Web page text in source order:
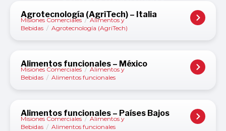
Agrotecnología (AgriTech) – Italia
Misiones Comerciales / Alimentos y
Bebidas / Agrotecnología (AgriTech)
Alimentos funcionales – México
Misiones Comerciales / Alimentos y
Bebidas / Alimentos funcionales
Alimentos funcionales – Países Bajos
Misiones Comerciales / Alimentos y
Bebidas / Alimentos funcionales